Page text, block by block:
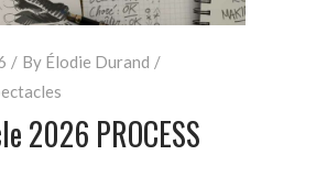
By Élodie Durand
2026 PROCESS